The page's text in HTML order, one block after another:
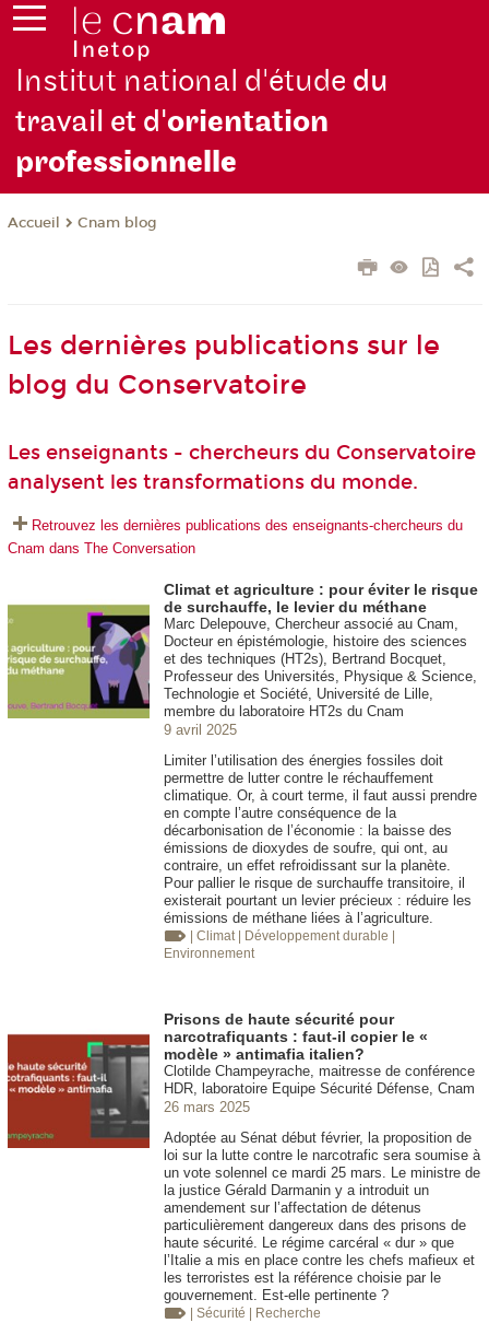
Institut national d'étude du
travail et d'orientation
professionnelle
Accueil Cnam blog
Les dernières publications sur le
blog du Conservatoire
Les enseignants - chercheurs du Conservatoire
analysent les transformations du monde.
Retrouvez les dernières publications des enseignants-chercheurs du
Cnam dans The Conversation
Climat et agriculture : pour éviter le risque
de surchauffe, le levier du méthane
Marc Delepouve, Chercheur associé au Cnam,
Docteur en épistémologie, histoire des sciences
et des techniques (HT2s), Bertrand Bocquet,
Professeur des Universités, Physique & Science,
Technologie et Société, Université de Lille,
membre du laboratoire HT2s du Cnam
9 avril 2025
Limiter l’utilisation des énergies fossiles doit
permettre de lutter contre le réchauffement
climatique. Or, à court terme, il faut aussi prendre
en compte l’autre conséquence de la
décarbonisation de l’économie : la baisse des
émissions de dioxydes de soufre, qui ont, au
contraire, un effet refroidissant sur la planète.
Pour pallier le risque de surchauffe transitoire, il
existerait pourtant un levier précieux : réduire les
émissions de méthane liées à l’agriculture.
| Climat | Développement durable
Environnement
Prisons de haute sécurité pour
narcotrafiquants : faut-il copier le «
modèle » antimafia italien?
Clotilde Champeyrache, maitresse de conférence
HDR, laboratoire Equipe Sécurité Défense, Cnam
26 mars 2025
Adoptée au Sénat début février, la proposition de
loi sur la lutte contre le narcotrafic sera soumise à
un vote solennel ce mardi 25 mars. Le ministre de
la justice Gérald Darmanin y a introduit un
amendement sur l’affectation de détenus
particulièrement dangereux dans des prisons de
haute sécurité. Le régime carcéral « dur » que
l’Italie a mis en place contre les chefs mafieux et
les terroristes est la référence choisie par le
gouvernement. Est-elle pertinente ?
| Sécurité | Recherche